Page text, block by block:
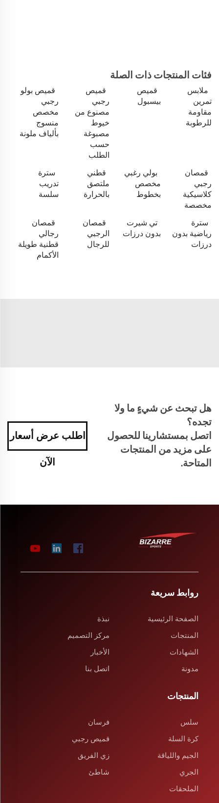
فئات المنتجات ذات الصلة
ملابس
تمرين
مقاومة
للرطوبة
قميص
بيسبول
قميص
رجبي
مصنوع من
خيوط
مصبوغة
حسب
الطلب
قميص بولو
رجبي
مخصص
منسوج
بألياف ملونة
قمصان
رجبي
كلاسيكية
مخصصة
بولي رغبي
مخصص
بخطوط
قطني
ملتصق
بالحرارة
سترة
تدريب
سلسة
سترة
رياضية بدون
درزات
تي شيرت
بدون درزات
قمصان
الرجبي
للرجال
قمصان
رجالي
قطنية طويلة
الأكمام
هل تبحث عن شيءٍ ما ولا
تجده؟
اتصل بمستشارينا للحصول
على مزيد من المنتجات
المتاحة.
اطلب عرض أسعار
الآن
روابط سريعة
الصفحة الرئيسية
نبذة
المنتجات
مركز التصميم
الشهادات
الأخبار
مدونة
اتصل بنا
المنتجات
سلس
فرسان
كرة السلة
قميص رجبي
الجيم واللياقة
زي الفريق
الجري
شاطئ
الملحقات